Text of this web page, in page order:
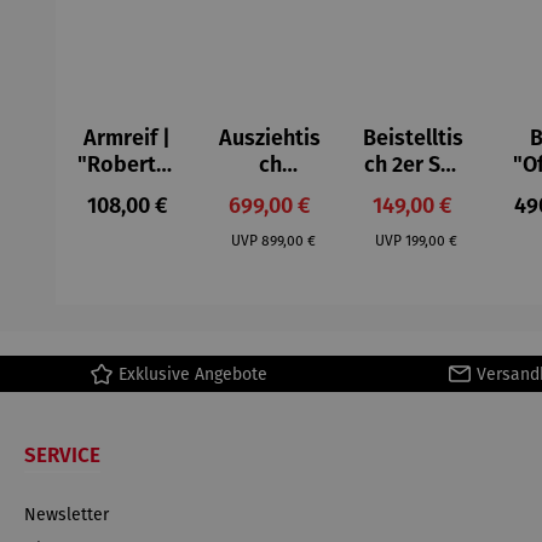
Armreif |
"Roberta"
– Anna
Mütz
Regulärer Preis:
108,00 €
Ausziehtis
ch
Aluminium
– Valor
Verkaufspreis:
699,00 €
UVP Regulärer Preis:
899,00 €
Beistelltis
ch 2er Set
– Dalias
Verkaufspreis:
149,00 €
UVP Regulärer Preis:
199,00 €
Exklusive Angebote
SERVICE
Newsletter